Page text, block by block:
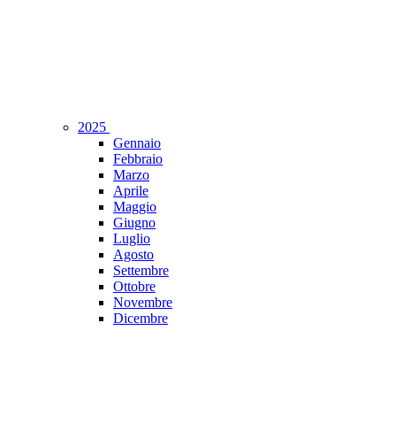
2025
Gennaio
Febbraio
Marzo
Aprile
Maggio
Giugno
Luglio
Agosto
Settembre
Ottobre
Novembre
Dicembre